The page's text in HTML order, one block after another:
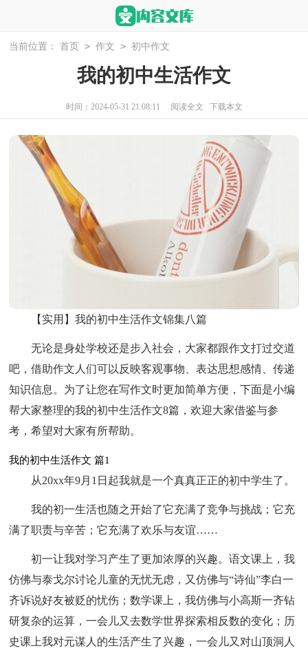
当前位置： 首页 > 作文 > 初中作文
我的初中生活作文
时间：2024-05-31 21:08:11 阅读全文 下载本文
【实用】我的初中生活作文锦集八篇
无论是身处学校还是步入社会，大家都跟作文打过交道
吧，借助作文人们可以反映客观事物、表达思想感情、传递
知识信息。为了让您在写作文时更加简单方便，下面是小编
帮大家整理的我的初中生活作文8篇，欢迎大家借鉴与参
考，希望对大家有所帮助。
我的初中生活作文 篇1
从20xx年9月1日起我就是一个真真正正的初中学生了。
我的初一生活也随之开始了它充满了竞争与挑战；它充
满了职责与辛苦；它充满了欢乐与友谊……
初一让我对学习产生了更加浓厚的兴趣。语文课上，我
仿佛与泰戈尔讨论儿童的无忧无虑，又仿佛与“诗仙”李白一
齐诉说好友被贬的忧伤；数学课上，我仿佛与小高斯一齐钻
研复杂的运算，一会儿又去数学世界探索相反数的变化；历
史课上我对元谋人的生活产生了兴趣，一会儿又对山顶洞人